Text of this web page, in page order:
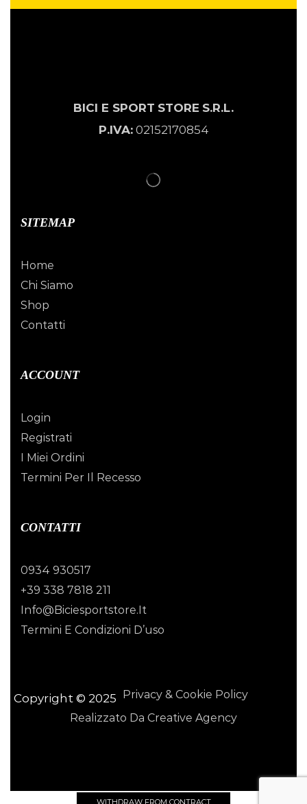
BICI E SPORT STORE S.R.L.
P.IVA:02152170854
SITEMAP
Home
Chi Siamo
Shop
Contatti
ACCOUNT
Login
Registrati
I Miei Ordini
Termini Per Il Recesso
CONTATTI
0934 930517
+39 338 7818 211
Info@biciesportstore.it
Termini E Condizioni D’uso
Copyright © 2025 Privacy & Cookie Policy
Realizzato Da Creative Agency